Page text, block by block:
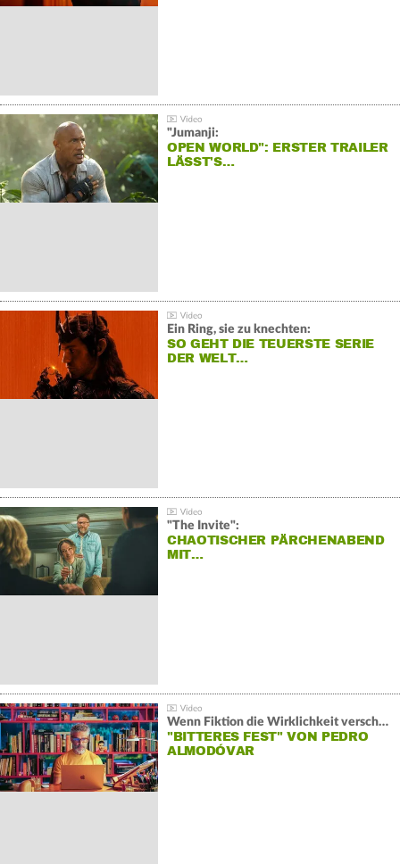
"Jumanji:
OPEN WORLD": ERSTER TRAILER
LÄSST'S…
Ein Ring, sie zu knechten:
SO GEHT DIE TEUERSTE SERIE
DER WELT…
"The Invite":
CHAOTISCHER PÄRCHENABEND
MIT…
Wenn Fiktion die Wirklichkeit verschiebt:
"BITTERES FEST" VON PEDRO
ALMODÓVAR